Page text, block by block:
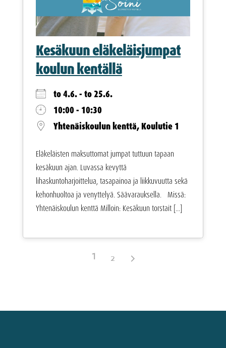
Kesäkuun eläkeläisjumpat
koulun kentällä
to 4.6. - to 25.6.
10:00 - 10:30
Yhtenäiskoulun kenttä, Koulutie 1
Eläkeläisten maksuttomat jumpat tuttuun tapaan
kesäkuun ajan. Luvassa kevyttä
lihaskuntoharjoittelua, tasapainoa ja liikkuvuutta sekä
kehonhuoltoa ja venyttelyä. Säävarauksella. Missä:
Yhtenäiskoulun kenttä Milloin: Kesäkuun torstait [...]
1 2